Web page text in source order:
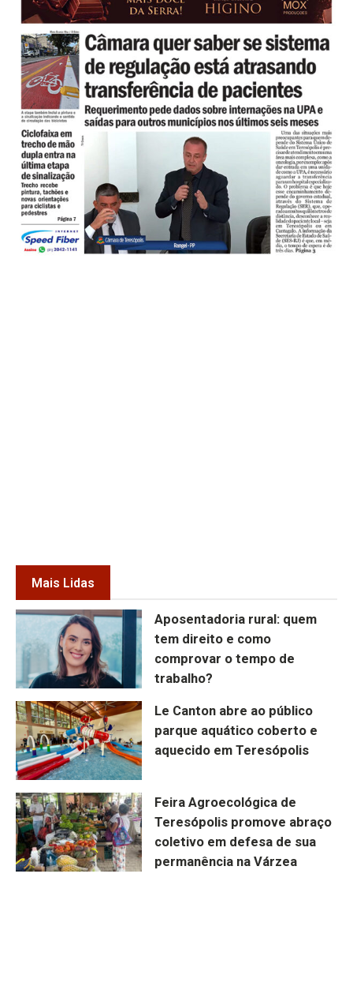
Mais Lidas
Aposentadoria rural: quem
tem direito e como
comprovar o tempo de
trabalho?
Le Canton abre ao público
parque aquático coberto e
aquecido em Teresópolis
Feira Agroecológica de
Teresópolis promove abraço
coletivo em defesa de sua
permanência na Várzea